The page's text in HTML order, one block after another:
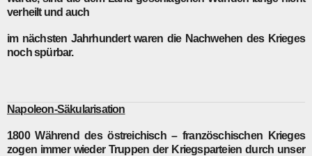
verheilt und auch
im nächsten Jahrhundert waren die Nachwehen des Krieges
noch spürbar.
Napoleon-Säkularisation
1800Während des östreichisch – französchischen Krieges
zogen immer wieder Truppen der Kriegsparteien durch unser